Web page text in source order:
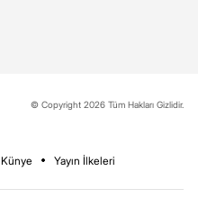
© Copyright 2026 Tüm Hakları Gizlidir.
Künye Yayın İlkeleri